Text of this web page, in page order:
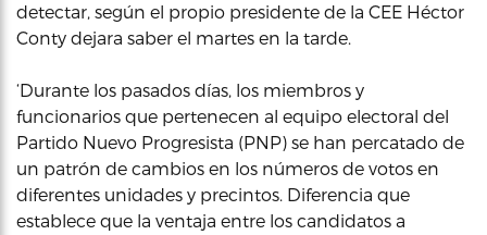
detectar, según el propio presidente de la CEE Héctor
Conty dejara saber el martes en la tarde.
‘Durante los pasados días, los miembros y
funcionarios que pertenecen al equipo electoral del
Partido Nuevo Progresista (PNP) se han percatado de
un patrón de cambios en los números de votos en
diferentes unidades y precintos. Diferencia que
establece que la ventaja entre los candidatos a